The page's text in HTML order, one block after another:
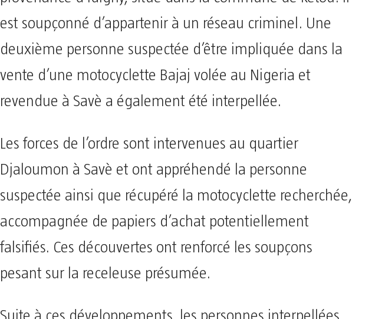
est soupçonné d’appartenir à un réseau criminel. Une
deuxième personne suspectée d’être impliquée dans la
vente d’une motocyclette Bajaj volée au Nigeria et
revendue à Savè a également été interpellée.
Les forces de l’ordre sont intervenues au quartier
Djaloumon à Savè et ont appréhendé la personne
suspectée ainsi que récupéré la motocyclette recherchée,
accompagnée de papiers d’achat potentiellement
falsifiés. Ces découvertes ont renforcé les soupçons
pesant sur la receleuse présumée.